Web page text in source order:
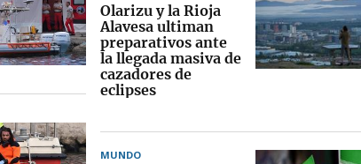
Olarizu y la Rioja
Alavesa ultiman
preparativos ante
la llegada masiva de
cazadores de
eclipses
MUNDO